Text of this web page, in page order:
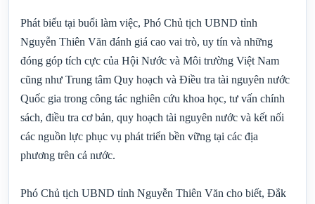
Phát biểu tại buổi làm việc, Phó Chủ tịch UBND tỉnh
Nguyễn Thiên Văn đánh giá cao vai trò, uy tín và những
đóng góp tích cực của Hội Nước và Môi trường Việt Nam
cũng như Trung tâm Quy hoạch và Điều tra tài nguyên nước
Quốc gia trong công tác nghiên cứu khoa học, tư vấn chính
sách, điều tra cơ bản, quy hoạch tài nguyên nước và kết nối
các nguồn lực phục vụ phát triển bền vững tại các địa
phương trên cả nước.
Phó Chủ tịch UBND tỉnh Nguyễn Thiên Văn cho biết, Đắk